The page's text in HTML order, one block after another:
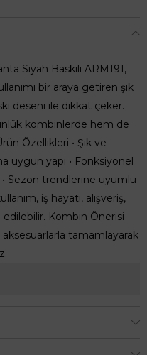
Siyah Baskılı ARM191,
bir araya getiren şık
deseni ile dikkat çeker.
kombinlerde hem de
Özellikleri • Şık ve
uygun yapı • Fonksiyonel
• Sezon trendlerine uyumlu
iş hayatı, alışveriş,
Kombin Önerisi
tamamlayarak